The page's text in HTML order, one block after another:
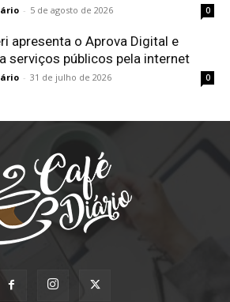
- 5 de agosto de 2026 0
apresenta o Aprova Digital e
serviços públicos pela internet
- 31 de julho de 2026 0